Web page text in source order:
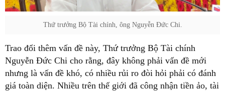
Thứ trưởng Bộ Tài chính, ông Nguyễn Đức Chi.
Trao đổi thêm vấn đề này, Thứ trưởng Bộ Tài chính
Nguyễn Đức Chi cho rằng, đây không phải vấn đề mới
nhưng là vấn đề khó, có nhiều rủi ro đòi hỏi phải có đánh
giá toàn diện. Nhiều trên thế giới đã công nhận tiền ảo, tài